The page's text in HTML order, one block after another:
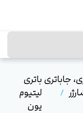
جاباتری باتری
لیتیوم
یون